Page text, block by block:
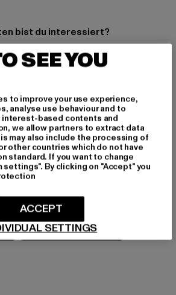
bist du interessiert?
ANMELDEN
mit Deinen Daten umgeht, findest Du
Du kannst Dich jederzeit kostenfei
lesen.
SEE YOU
to improve your use experience,
analyse use behaviour and to
interest-based contents and
we allow partners to extract data
may also include the processing of
other countries which do not have
standard. If you want to change
settings". By clicking on "Accept" you
SETTINGS
ACCEPT